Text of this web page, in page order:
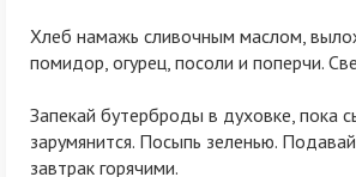
Хлеб намажь сливочным маслом,
помидор, огурец, посоли и поперчи.
Запекай бутерброды в духовке, пока
зарумянится. Посыпь зеленью.
завтрак горячими.